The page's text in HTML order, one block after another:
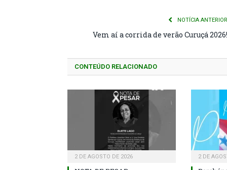
NOTÍCIA ANTERIOR
Vem aí a corrida de verão Curuçá 2026!
CONTEÚDO RELACIONADO
2 DE AGOSTO DE 2026 2 DE